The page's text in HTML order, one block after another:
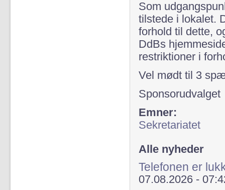
Som
tilstede i lokalet.
forhold til dette,
DdBs
restriktioner i
Vel mødt til 3
Sponsorudvalget
Emner:
Sekretariatet
Alle nyheder
Telefonen er
07.08.2026 -